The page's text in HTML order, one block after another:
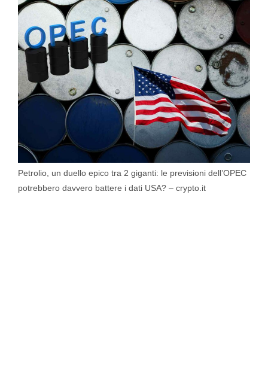
Petrolio, un duello epico tra 2 giganti: le previsioni dell’OPEC
potrebbero davvero battere i dati USA? – crypto.it